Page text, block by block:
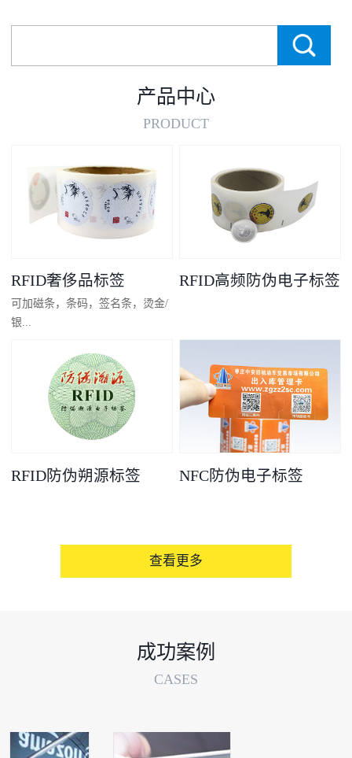
产品中心
PRODUCT
RFID奢侈品标签
可加磁条，条码，签名条，烫金/
银...
凸码，金/银底
RFID高频防伪电子标签
RFID防伪朔源标签 NFC防伪电子标签
查看更多
成功案例
CASES